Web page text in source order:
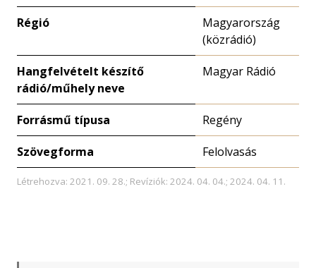
Régió
Magyarország
(közrádió)
Hangfelvételt készítő
rádió/műhely neve
Magyar Rádió
Forrásmű típusa Regény
Szövegforma Felolvasás
Létrehozva: 2021. 09. 28.; Revíziók: 2024. 04. 04.; 2024. 04. 11.